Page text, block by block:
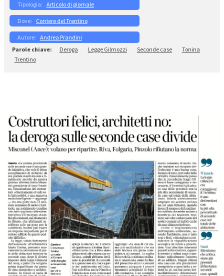
Articolo di giornale
Corriere del Trentino
Andrea Prandini
Deroga
Legge Gilmozzi Seconde case
Tonina
Trentino